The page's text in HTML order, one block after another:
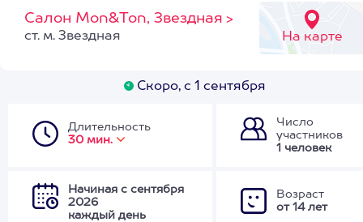
Салон Mon&Ton, Звездная >
На карте
ст. м. Звездная
Скоро, с 1 сентября
Длительность
30 мин.
Число
участников
1 человек
Начиная с сентября
2026
каждый день
Возраст
от 14 лет